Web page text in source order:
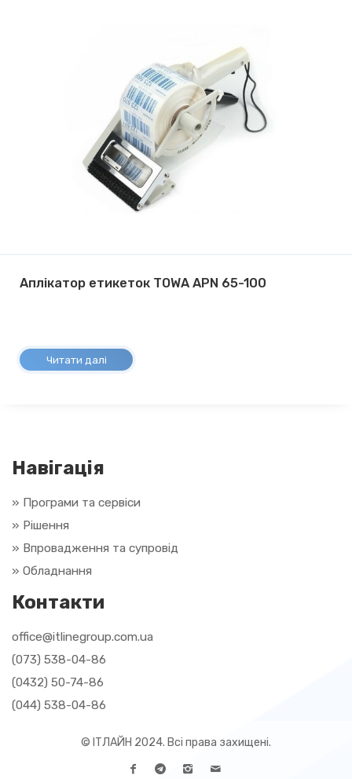
Аплікатор етикеток TOWA APN 65-100
Читати далі
Навігація
» Програми та сервіси
» Рішення
» Впровадження та супровід
» Обладнання
Контакти
office@itlinegroup.com.ua
(073) 538-04-86
(0432) 50-74-86
(044) 538-04-86
© ІТЛАЙН 2024. Всі права захищені.